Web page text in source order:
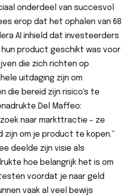
onderdeel van succesvol
erop dat het ophalen van 68
AI inhield dat investeerders
product geschikt was voor
die zich richten op
uitdaging zijn om
die bereid zijn risico's te
Del Maffeo:
naar markttractie - ze
zijn om je product te kopen.”
deelde zijn visie als
hoe belangrijk het is om
voordat je naar geld
vaak al veel bewijs